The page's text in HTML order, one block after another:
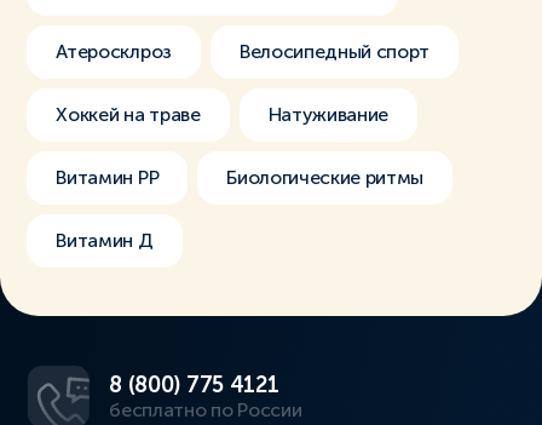
Атеросклроз Велосипедный спорт
Хоккей на траве Натуживание
Витамин РР Биологические ритмы
Витамин Д
8 (800) 775 4121
бесплатно по России